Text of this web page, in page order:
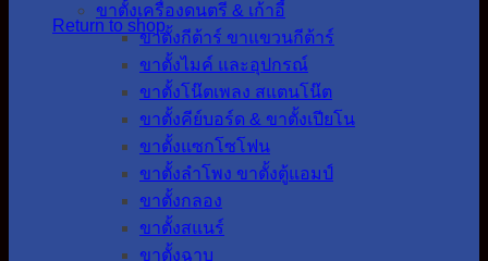
Return to shop
ขาตั้งเครื่องดนตรี & เก้าอี้
ขาตั้งกีต้าร์ ขาแขวนกีต้าร์
ขาตั้งไมค์ และอุปกรณ์
ขาตั้งโน๊ตเพลง สแตนโน๊ต
ขาตั้งคีย์บอร์ด & ขาตั้งเปียโน
ขาตั้งแซกโซโฟน
ขาตั้งลำโพง ขาตั้งตู้แอมป์
ขาตั้งกลอง
ขาตั้งสแนร์
ขาตั้งฉาบ